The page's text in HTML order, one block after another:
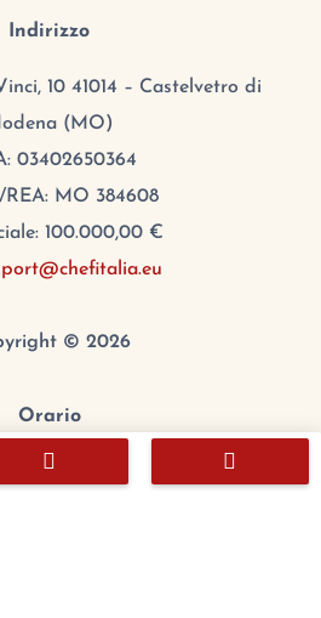
Indirizzo
10 41014 – Castelvetro di
(MO)
03402650364
REA: MO 384608
100.000,00 €
© 2026
Orario
8:00 – 17:00
 